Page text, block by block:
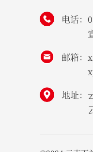
电话：
邮箱：
地址：